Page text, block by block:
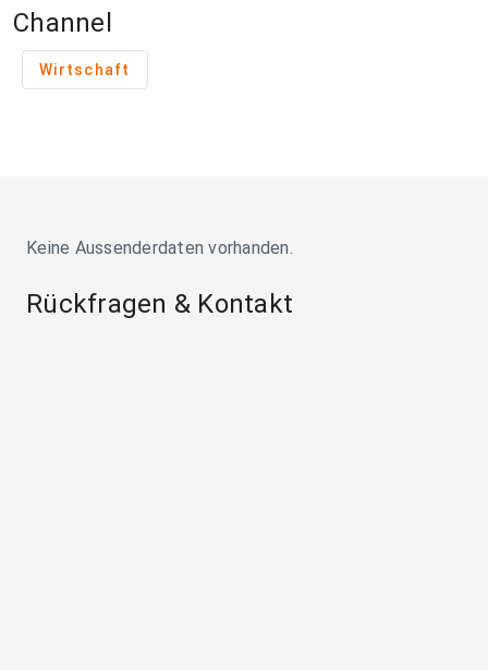
Channel
Wirtschaft
Keine Aussenderdaten vorhanden.
Rückfragen & Kontakt